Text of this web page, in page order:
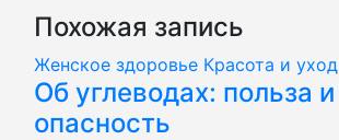
Похожая запись
Женское здоровье Красота и уход
Об углеводах: польза и
опасность